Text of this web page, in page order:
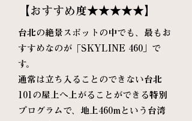
【おすすめ度★★★★★】
台北の絶景スポットの中でも、最もお
すすめなのが「SKYLINE 460」で
す。
通常は立ち入ることのできない台北
101の屋上へ上がることができる特別
プログラムで、地上460mという台湾